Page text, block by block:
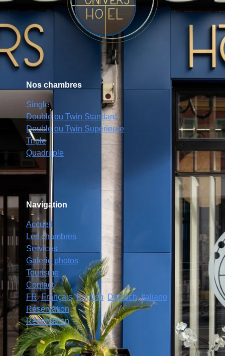
Nos chambres
Single
Double ou Twin Standard
Double ou Twin Supérieure
Triple
Quadruple
Navigation
Accueil
Les chambres
Services
Galerie photos
Tourisme
Contact
FR Français English Deutsch Italiano
Réservation
Réservation